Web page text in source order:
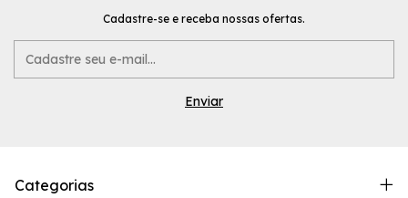
Cadastre-se e receba nossas ofertas.
Categorias